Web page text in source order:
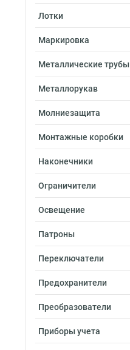
Лотки
Маркировка
Металлические трубы
Металлорукав
Молниезащита
Монтажные коробки
Наконечники
Ограничители
Освещение
Патроны
Переключатели
Предохранители
Преобразователи
Приборы учета